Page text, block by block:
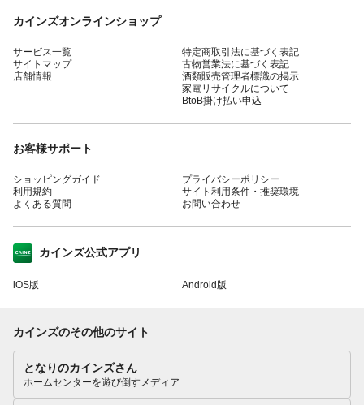
カインズオンラインショップ
サービス一覧
サイトマップ
店舗情報
特定商取引法に基づく表記
古物営業法に基づく表記
酒類販売管理者標識の掲示
家電リサイクルについて
BtoB掛け払い申込
お客様サポート
ショッピングガイド
利用規約
よくある質問
プライバシーポリシー
サイト利用条件・推奨環境
お問い合わせ
カインズ公式アプリ
iOS版 Android版
カインズのその他のサイト
となりのカインズさん
ホームセンターを遊び倒すメディア